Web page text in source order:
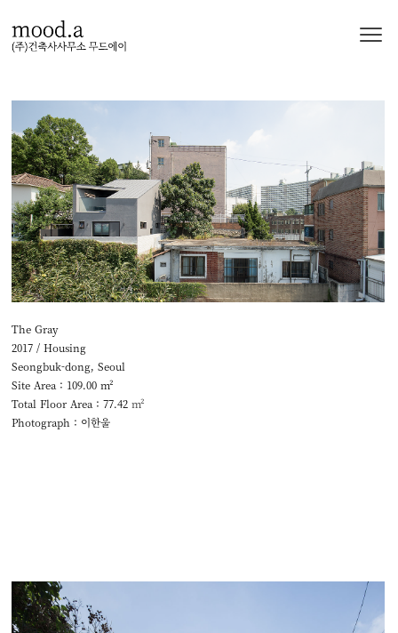
The Gray
2017 / Housing
Seongbuk-dong, Seoul
Site Area : 109.00 m²
Total Floor Area : 77.42 m²
Photograph : 이한울